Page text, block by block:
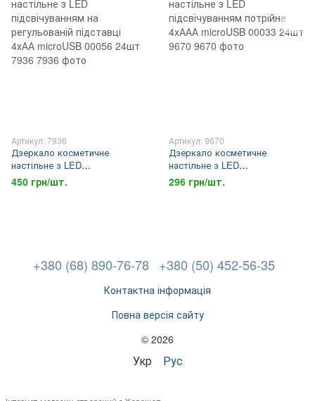
Артикул: 7936
Дзеркало косметичне
настільне з LED
підсвічуванням на
регульованій підставці 4хАА
450 грн/шт.
Артикул: 9670
Дзеркало косметичне
настільне з LED
підсвічуванням потрійне
4хААА microUSB 00033 24шт
296 грн/шт.
+380 (68) 890-76-78 +380 (50) 452-56-35
Контактна інформація
Повна версія сайту
© 2026
Укр Рус